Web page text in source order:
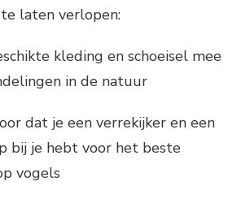
laten verlopen:
kleding en schoeisel mee
in de natuur
dat je een verrekijker en een
bij je hebt voor het beste
vogels